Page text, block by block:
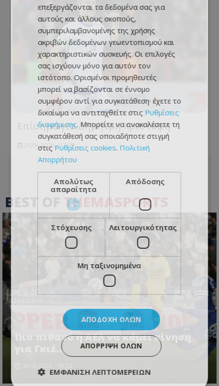
Επίσημο για Δημήτρη Χριστοφή
29.06.2026 - 17:09
BEST OF THEMASPORTS
Πιο πιθανό η ΑΕΛ να κάμει κίνηση
για Γκιέ…
επεξεργάζονται τα δεδομένα σας για
αυτούς και άλλους σκοπούς,
συμπεριλαμβανομένης της χρήσης
ακριβών δεδομένων γεωεντοπισμού και
χαρακτηριστικών συσκευής. Οι επιλογές
σας ισχύουν μόνο για αυτόν τον
ιστότοπο. Ορισμένοι προμηθευτές
μπορεί να βασίζονται σε έννομο
συμφέρον αντί για συγκατάθεση· έχετε το
δικαίωμα να αντιταχθείτε στις Ρυθμίσεις
διαφήμισης. Μπορείτε να ανακαλέσετε τη
συγκατάθεσή σας οποιαδήποτε στιγμή
στις Ρυθμίσεις cookies. Πολιτική
Απορρήτου
Απολύτως
απαραίτητα
Απόδοσης
Στόχευσης Λειτουργικότητας
Μη ταξινομημένα
ΑΠΟΔΟΧΉ ΌΛΩΝ
ΑΠΌΡΡΙΨΗ ΌΛΩΝ
ΕΜΦΆΝΙΣΗ ΛΕΠΤΟΜΕΡΕΙΏΝ